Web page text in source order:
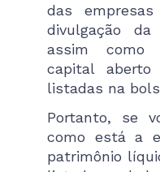
das
divulgação da
assim como
capital aberto
listadas na
Portanto, se
como está a
patrimônio